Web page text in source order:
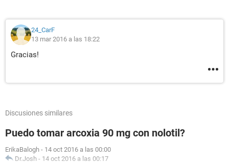
24_CarF
13 mar 2016 a las 18:22
Gracias!
Discusiones similares
Puedo tomar arcoxia 90 mg con nolotil?
ErikaBalogh - 14 oct 2016 a las 00:00
Dr.Josh - 14 oct 2016 a las 00:17